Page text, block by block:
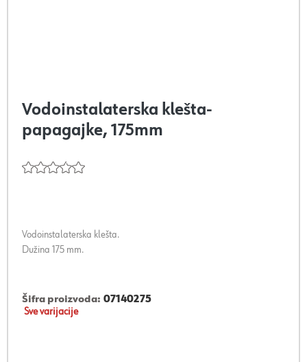
Vodoinstalaterska klešta-
papagajke, 175mm
Vodoinstalaterska klešta.
Dužina 175 mm.
Šifra proizvoda: 07140275
Sve varijacije